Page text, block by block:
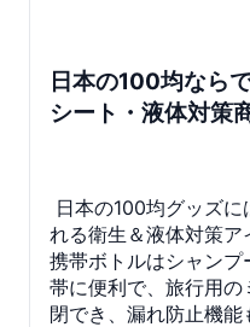
日本の100均なら
シート・液体対策
日本の100均グッズ
れる衛生＆液体対策ア
携帯ボトルはシャン
帯に便利で、旅行用
閉でき、漏れ防止機能